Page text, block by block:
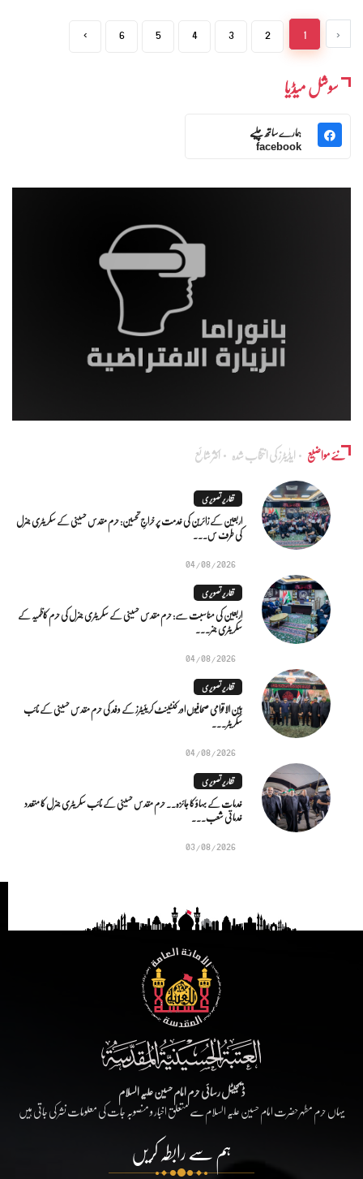
‹
1
2
3
4
5
6
›
سوشل میڈیا
ہمارے ساتھ چلیے
facebook
نئے مواضیع ایڈٰیٹرز کی انتخاب شدہ اکثر شائع
تقاریر تصویری
اربعین کے زائرین کی خدمت پر خراجِ تحسین: حرم مقدس حسینی کے سکریٹری جنرل
کی طرف س...
04/08/2026
تقاریر تصویری
اربعین کی مناسبت سے: حرم مقدس حسینی کے سکریٹری جنرل کی حرم کاظمیہ کے
سکریٹری جنر...
04/08/2026
تقاریر تصویری
بین الاقوامی صحافیوں اور کنٹینٹ کریئیٹرز کے وفد کی حرم مقدس حسینی کے نائب
سکریٹر...
04/08/2026
تقاریر تصویری
خدمات کے بہاؤ کا جائزہ.. حرم مقدس حسینی کے نائب سکریٹری جنرل کا متعدد
خدماتی شعب...
03/08/2026
ڈیجیٹل رسائی حرم امام حسین علیہ السلام
یہاں حرم مطہر حضرت امام حسین علیہ السلام سے متعلق اخبار و منصوبہ جات کی معلومات نشر کی جاتی ہیں
ہم سے رابطہ کریں